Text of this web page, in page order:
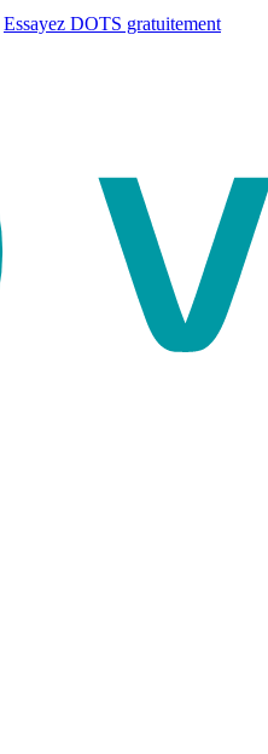
Essayez DOTS gratuitement